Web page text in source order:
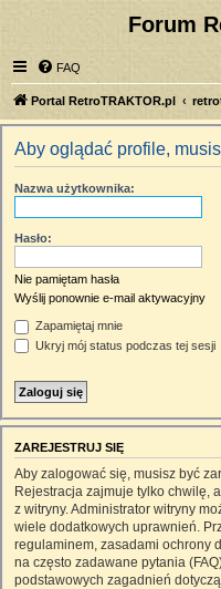
Forum
FAQ
Portal RetroTRAKTOR.pl
Aby oglądać profile,
Nazwa użytkownika:
Hasło:
Nie pamiętam hasła
Wyślij ponownie e-mail aktywacyjny
Zapamiętaj mnie
Ukryj mój status podczas tej sesji
ZAREJESTRUJ SIĘ
Aby zalogować się, musisz być
Rejestracja zajmuje tylko chwilę,
z witryny. Administrator witryny
wiele dodatkowych uprawnień.
regulaminem, zasadami ochrony
na często zadawane pytania
podstawowych zagadnień